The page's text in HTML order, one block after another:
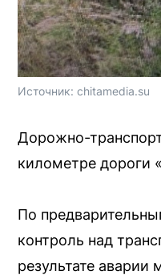
Источник: chitamedia.su
Дорожно-
километре дороги
По
контроль над
результате